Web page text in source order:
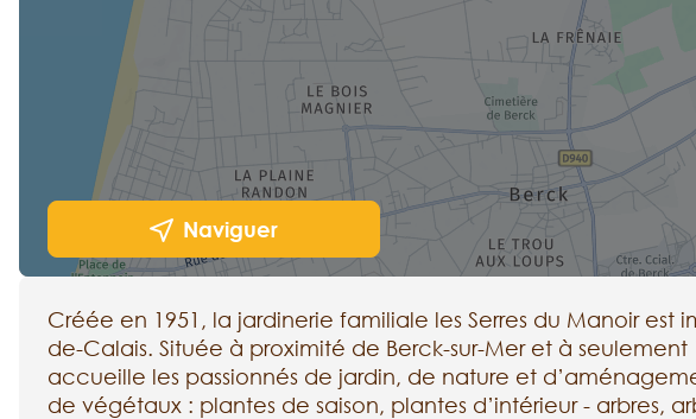
Naviguer
Créée en 1951, la jardinerie familiale les Serres du Manoir est
de-Calais. Située à proximité de Berck-sur-Mer et à
accueille les passionnés de jardin, de nature et
de végétaux : plantes de saison, plantes d’intérieur - arbres,